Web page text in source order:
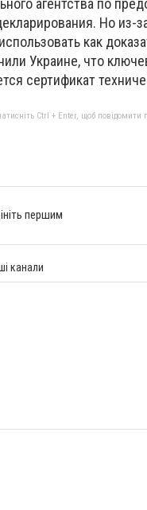
агентства по
Но из-
как
Украине, что
сертификат
Ctrl + Enter, щоб повідомити
першим
канали